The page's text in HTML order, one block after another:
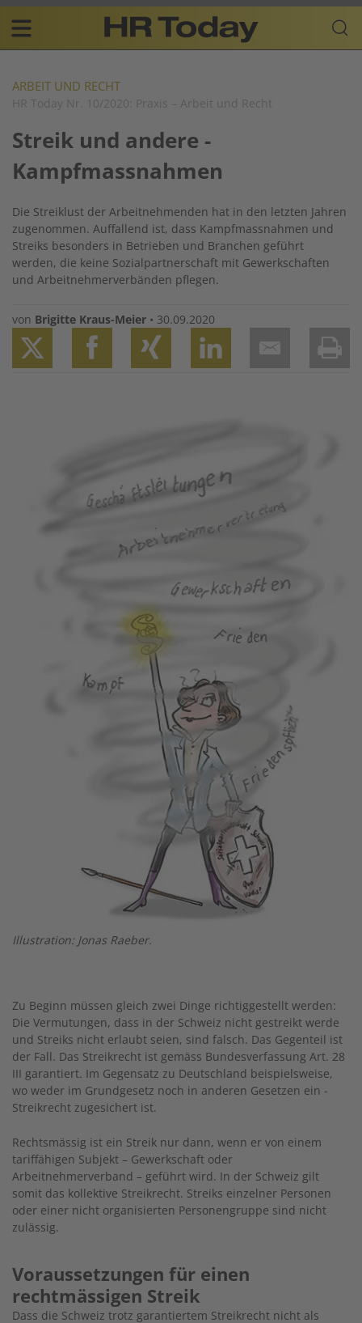
Skip
content
Plattform
für
Resources
navigation
DE
ARBEIT UND RECHT
HR Today Nr. 10/2020: Praxis – Arbeit und Recht
Streik und andere ­
Kampfmassnahmen
Die Streiklust der Arbeitnehmenden hat in den letzten Jahren
zugenommen. Auffallend ist, dass Kampfmassnahmen und
Streiks besonders in Betrieben und Branchen geführt
werden, die keine Sozialpartnerschaft mit Gewerkschaften
und Arbeitnehmerverbänden pflegen.
von Brigitte Kraus-Meier • 30.09.2020
Illustration: Jonas Raeber.
Zu Beginn müssen gleich zwei Dinge richtiggestellt werden:
Die Vermutungen, dass in der Schweiz nicht gestreikt werde
und Streiks nicht erlaubt seien, sind falsch. Das Gegenteil ist
der Fall. Das Streikrecht ist gemäss Bundesverfassung Art. 28
III garantiert. Im Gegensatz zu Deutschland beispielsweise,
wo weder im Grundgesetz noch in anderen Gesetzen ein ­
Streikrecht zugesichert ist.
Rechtsmässig ist ein Streik nur dann, wenn er von einem
tariffähigen Subjekt – Gewerkschaft oder
Arbeitnehmerverband – geführt wird. In der Schweiz gilt
somit das kollektive Streikrecht. Streiks einzelner Personen
oder einer nicht ­organisierten Personengruppe sind nicht
zulässig.
Voraussetzungen für einen
rechtmässigen Streik
Dass die Schweiz trotz garantiertem Streikrecht nicht als